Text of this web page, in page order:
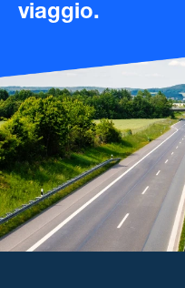
viaggio.